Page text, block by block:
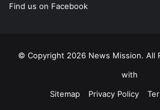
Find us on Facebook
© Copyright 2026 News Mission. All
with
Sitemap
Privacy Policy